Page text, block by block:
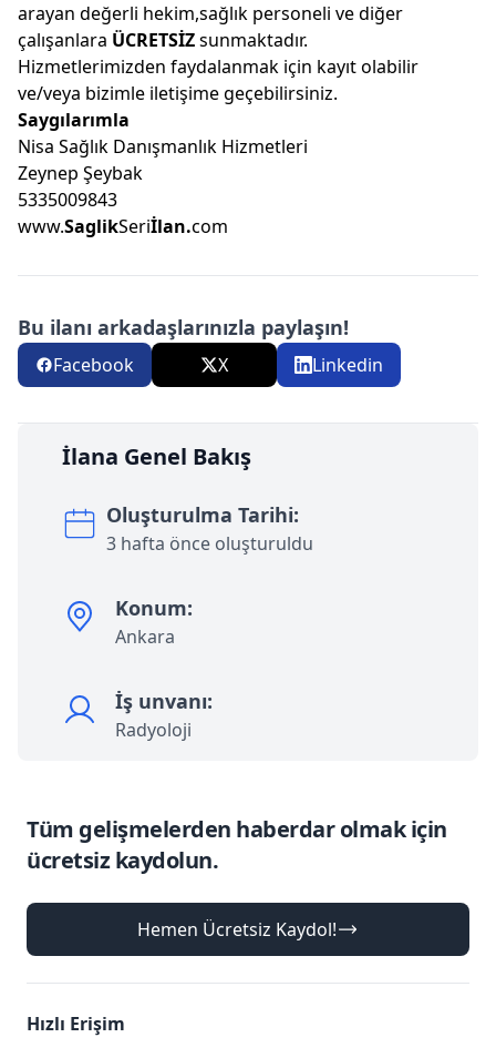
arayan değerli hekim,sağlık personeli ve diğer
çalışanlara ÜCRETSİZsunmaktadır.
Hizmetlerimizden faydalanmak için kayıt olabilir
ve/veya bizimle iletişime geçebilirsiniz.
Saygılarımla
Nisa Sağlık Danışmanlık Hizmetleri
Zeynep Şeybak
5335009843
www.SaglikSeriİlan.com
Bu ilanı arkadaşlarınızla paylaşın!
Facebook X Linkedin
İlana Genel Bakış
Oluşturulma Tarihi:
3 hafta önce oluşturuldu
Konum:
Ankara
İş unvanı:
Radyoloji
Tüm gelişmelerden haberdar olmak için
ücretsiz kaydolun.
Hemen Ücretsiz Kaydol!
Hızlı Erişim